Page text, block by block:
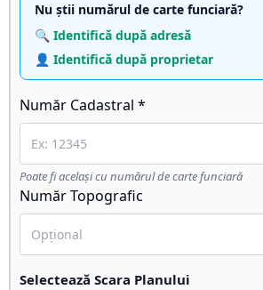
Nu știi numărul de carte funciară?
🔍 Identifică după adresă
👤 Identifică după proprietar
Număr Cadastral *
Poate fi același cu numărul de carte funciară
Număr Topografic
Selectează Scara Planului